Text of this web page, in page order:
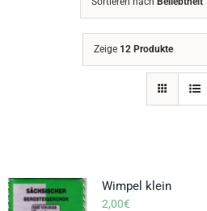
Zeige 12 Produkte
Wimpel klein
2,00€